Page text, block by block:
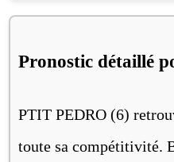
Pronostic détaillé
PTIT PEDRO (6)
toute sa compétitivité.